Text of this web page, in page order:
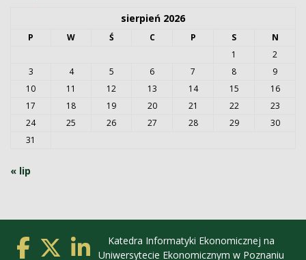
sierpień 2026
P W Ś C P S
N
1
2
3
4 5 6 7 8
9
10
11 12 13 14 15
16
17
18 19 20 21 22
23
24
25 26 27 28 29
30
31
« lip
Katedra Informatyki Ekonomicznej na
Uniwersytecie Ekonomicznym w Poznaniu